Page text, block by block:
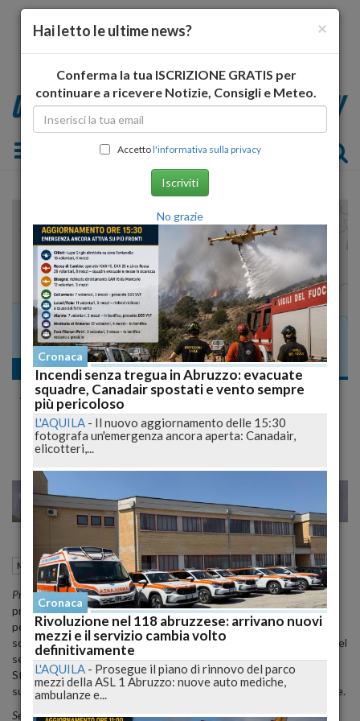
Toggle navigation
Meteo
Analisi Meteorologica a Lungo Termine:
Proiezioni e Tendenze Meteo
MILANO 22
Meteo Roma (RM) 26 Febbraio 2024 12:29
Prima Settimana (26 febbraio - 4 marzo):Il Mediterraneo esperirà
precipitazioni sopra la media a causa di un regime di blocco. Le
perturbazioni oceaniche porteranno piogge abbondanti
soprattutto al Centro-Nord Italia, nei Pirenei, nel Nord Algeria e nel
settore sud-orientale. Le precipitazioni saranno più scarse sugli
Stati centro-orientali e settentrionali. Le temperature saranno
superiori alla media, soprattutto nell'Europa centro-settentrionale.
Seconda Settimana (4 marzo - 11 marzo):Si prevede una diminuzione
×
Hai letto le ultime news?
Conferma la tua ISCRIZIONE GRATIS per
continuare a ricevere Notizie, Consigli e Meteo.
Accettol'informativa sulla privacy
Iscriviti
No grazie
Cronaca
Incendi senza tregua in Abruzzo: evacuate
squadre, Canadair spostati e vento sempre
più pericoloso
L'AQUILA - Il nuovo aggiornamento delle 15:30
fotografa un'emergenza ancora aperta: Canadair,
elicotteri,...
Cronaca
Rivoluzione nel 118 abruzzese: arrivano nuovi
mezzi e il servizio cambia volto
definitivamente
L'AQUILA - Prosegue il piano di rinnovo del parco
mezzi della ASL 1 Abruzzo: nuove auto mediche,
ambulanze e...